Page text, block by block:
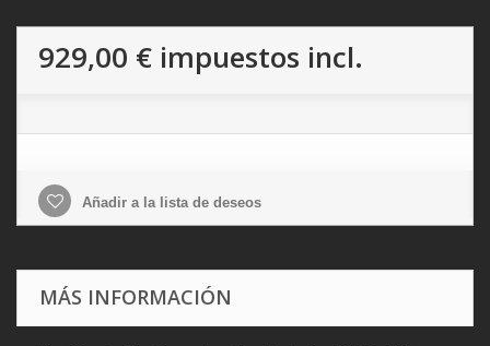
929,00 € impuestos incl.
Añadir a la lista de deseos
MÁS INFORMACIÓN